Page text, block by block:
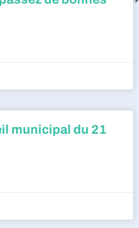
municipal du 21